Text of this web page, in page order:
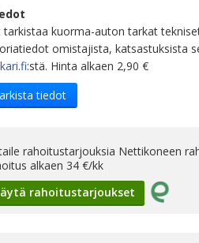
tarkistaa kuorma-auton tarkat
omistajista, katsastuksista
:stä. Hinta alkaen 2,90 €
tiedot
rahoitustarjouksia Nettikoneen
alkaen 34 €/kk
rahoitustarjoukset